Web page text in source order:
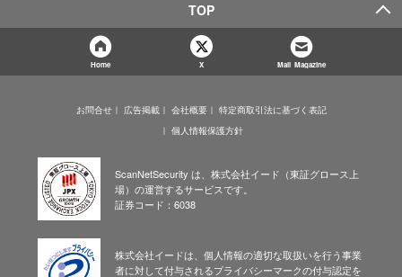
TOP
Home X Mail Magazine
お問合せ 広告掲載 会社概要
特定商取引法に基づく表記
個人情報保護方針
ScanNetSecurity は、株式会社イード（東証グロース上
場）の運営するサービスです。
証券コード：6038
株式会社イードは、個人情報の適切な取扱いを行う事業
者に対して付与されるプライバシーマークの付与認定を